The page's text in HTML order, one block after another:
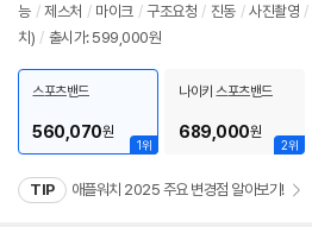
능 / 제스처 / 마이크 / 구조요청 / 진동 / 사진촬영 /
치) / 출시가: 599,000원
1위
스포츠밴드
560,070원
2위
나이키 스포츠밴드
689,000원
TIP 애플워치 2025 주요 변경점 알아보기!